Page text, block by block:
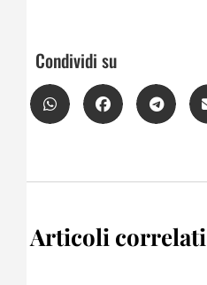
Condividi su
Articoli correlati